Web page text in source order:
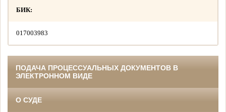
БИК:
017003983
ПОДАЧА ПРОЦЕССУАЛЬНЫХ ДОКУМЕНТОВ В
ЭЛЕКТРОННОМ ВИДЕ
О СУДЕ